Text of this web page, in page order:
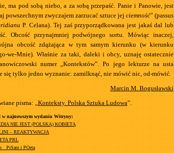
ma pod sobą niebo, a za sobą przepaść. Panie i Panowie, jest
powszechnym zwyczajem zarzucać sztuce jej ciemność” (passus
P. Celana). Tej zaś przyporządkowana jest jakaś dal lub
Obcość przynajmniej podwójnego sortu. Mówiąc inaczej,
obcość zdążająca w tym samym kierunku (w kierunku
we-Mnie). Właśnie za taki, daleki i obcy, uznaję ostatecznie
numer „Kontekstów”. Po jego lekturze na usta
się tylko jedno wyznanie: zamilknąć, nie mówić nic, od-mówić.
Marcin M. Bogusławski
pisma: „Konteksty. Polska Sztuka Ludowa”.
w najnowszym wydaniu Witryny:
NIE JEST (POLSKĄ) KOBIETĄ
– REAKTYWACJA
PRL
i POeta